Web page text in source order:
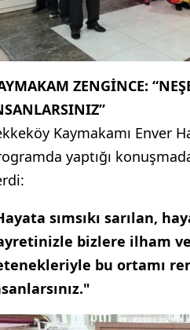
ZENGİNCE:
Kaymakamı Enver
yaptığı
sımsıkı sarılan,
bizlere ilham
bu ortamı